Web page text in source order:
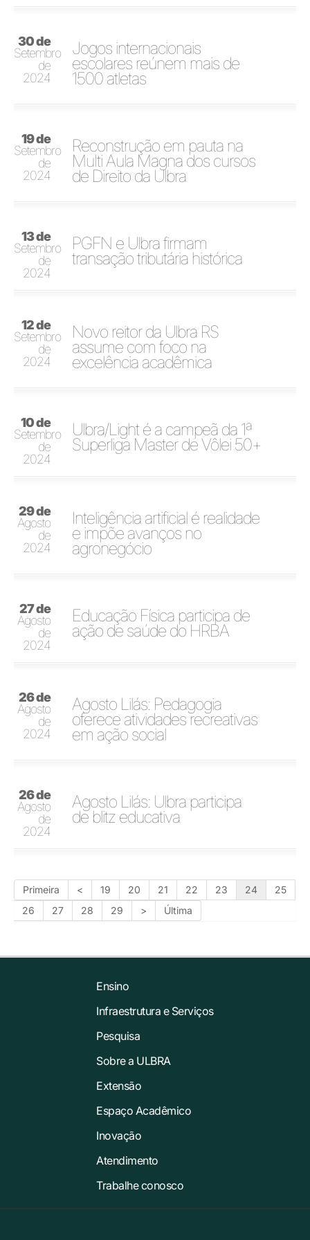
30 de
Setembro
de
2024
Jogos internacionais
escolares reúnem mais de
1500 atletas
19 de
Setembro
de
2024
Reconstrução em pauta na
Multi Aula Magna dos cursos
de Direito da Ulbra
13 de
Setembro
de
2024
PGFN e Ulbra firmam
transação tributária histórica
12 de
Setembro
de
2024
Novo reitor da Ulbra RS
assume com foco na
excelência acadêmica
10 de
Setembro
de
2024
Ulbra/Light é a campeã da 1ª
Superliga Master de Vôlei 50+
29 de
Agosto
de
2024
Inteligência artificial é realidade
e impõe avanços no
agronegócio
27 de
Agosto
de
2024
Educação Física participa de
ação de saúde do HRBA
26 de
Agosto
de
2024
Agosto Lilás: Pedagogia
oferece atividades recreativas
em ação social
26 de
Agosto
de
2024
Agosto Lilás: Ulbra participa
de blitz educativa
Primeira < 19 20 21 22 23 24
25
26
27 28 29 > Última
Ensino
Infraestrutura e Serviços
Pesquisa
Sobre a ULBRA
Extensão
Espaço Acadêmico
Inovação
Atendimento
Trabalhe conosco